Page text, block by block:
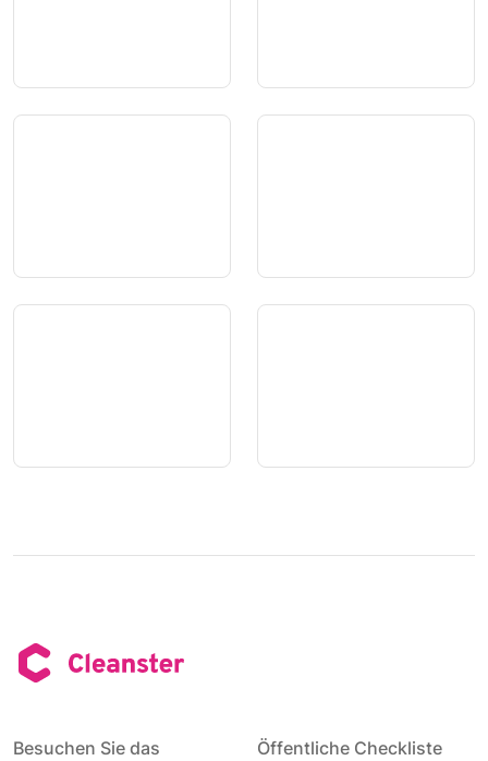
Besuchen Sie das
Öffentliche Checkliste